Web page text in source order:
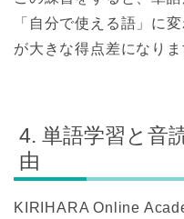
「自分で使える語」に
が大きな得点差になりま
4. 単語学習と音
由
KIRIHARA Online